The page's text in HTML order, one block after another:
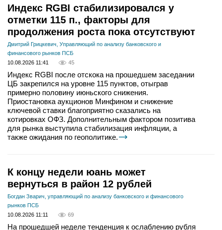
Индекс RGBI стабилизировался у
отметки 115 п., факторы для
продолжения роста пока отсутствуют
Дмитрий Грицкевич, Управляющий по анализу банковского и
финансового рынков ПСБ
10.08.2026 11:41
45
Индекс RGBI после отскока на прошедшем заседании
ЦБ закрепился на уровне 115 пунктов, отыграв
примерно половину июньского снижения.
Приостановка аукционов Минфином и снижение
ключевой ставки благоприятно сказались на
котировках ОФЗ. Дополнительным фактором позитива
для рынка выступила стабилизация инфляции, а
также ожидания по геополитике.
К концу недели юань может
вернуться в район 12 рублей
Богдан Зварич, управляющий по анализу банковского и финансового
рынков ПСБ
10.08.2026 11:11
69
На прошедшей неделе тенденция к ослаблению рубля